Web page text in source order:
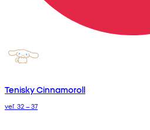
Tenisky Cinnamoroll
veľ. 32 – 37